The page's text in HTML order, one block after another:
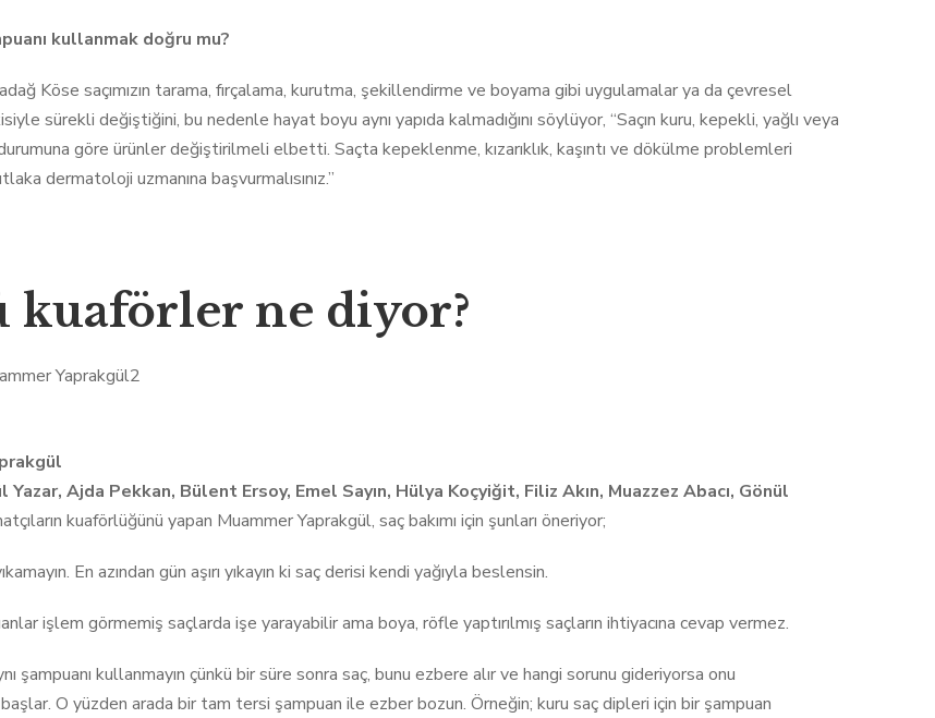
kullanmak doğru mu?
Köse saçımızın tarama, fırçalama, kurutma, şekillendirme ve boyama gibi uygulamalar ya da çevresel
sürekli değiştiğini, bu nedenle hayat boyu aynı yapıda kalmadığını söylüyor, “Saçın kuru, kepekli, yağlı veya
göre ürünler değiştirilmeli elbetti. Saçta kepeklenme, kızarıklık, kaşıntı ve dökülme problemleri
dermatoloji uzmanına başvurmalısınız.”
kuaförler ne diyor?
Yazar, Ajda Pekkan, Bülent Ersoy, Emel Sayın, Hülya Koçyiğit, Filiz Akın, Muazzez Abacı, Gönül
kuaförlüğünü yapan Muammer Yaprakgül, saç bakımı için şunları öneriyor;
En azından gün aşırı yıkayın ki saç derisi kendi yağıyla beslensin.
işlem görmemiş saçlarda işe yarayabilir ama boya, röfle yaptırılmış saçların ihtiyacına cevap vermez.
şampuanı kullanmayın çünkü bir süre sonra saç, bunu ezbere alır ve hangi sorunu gideriyorsa onu
O yüzden arada bir tam tersi şampuan ile ezber bozun. Örneğin; kuru saç dipleri için bir şampuan